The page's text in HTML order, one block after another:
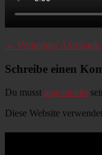
← Vorheriger Vorheriger
Schreibe einen
Du musst angemeldet
Diese Website